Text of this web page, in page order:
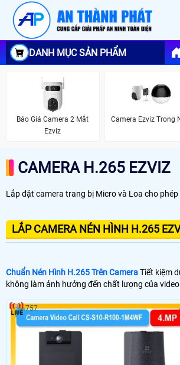
DANH MỤC SẢN PHẨM
Báo Giá Camera 2 Mắt
Ezviz
Camera Ezviz Trong
CAMERA H.265 EZVIZ
Lắp đặt camera trang bị Micro và Loa cho
LẮP CAMERA NÉN HÌNH H.265
Chuẩn Nén Hình H.265 Trên CameraTiết kiệm
không làm ảnh hưởng đến chất lượng của
757